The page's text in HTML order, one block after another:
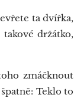
ta dvířka,
držátko,
zmáčknout
Teklo to